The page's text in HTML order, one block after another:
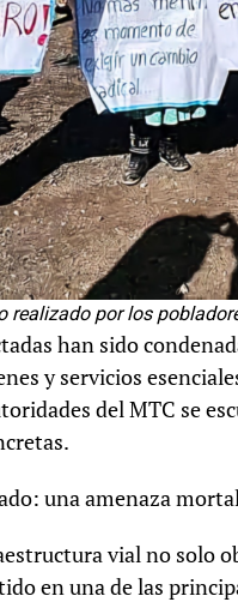
realizado por los
han sido
y servicios
del MTC se
una amenaza
vial no solo
en una de las